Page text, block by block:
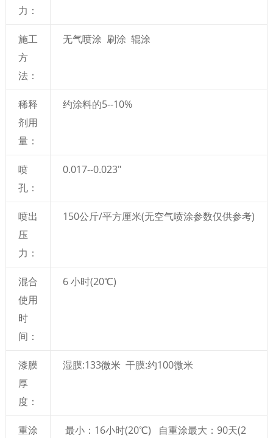
力：
施工
方
法：
无气喷涂 刷涂 辊涂
稀释
剂用
量：
约涂料的5--10%
喷
孔：
0.017--0.023″
喷出
压
力：
150公斤/平方厘米(无空气喷涂参数仅供参考)
混合
使用
时
间：
6 小时(20℃)
漆膜
厚
度：
湿膜:133微米 干膜:约100微米
重涂
最小：16小时(20℃) 自重涂最大：90天(2